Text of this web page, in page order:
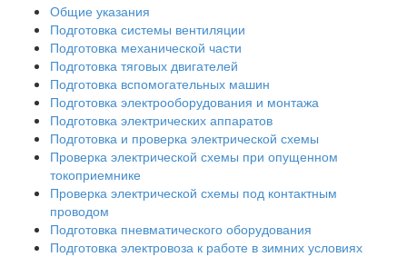
Общие указания
Подготовка системы вентиляции
Подготовка механической части
Подготовка тяговых двигателей
Подготовка вспомогательных машин
Подготовка электрооборудования и монтажа
Подготовка электрических аппаратов
Подготовка и проверка электрической схемы
Проверка электрической схемы при опущенном
токоприемнике
Проверка электрической схемы под контактным
проводом
Подготовка пневматического оборудования
Подготовка электровоза к работе в зимних условиях